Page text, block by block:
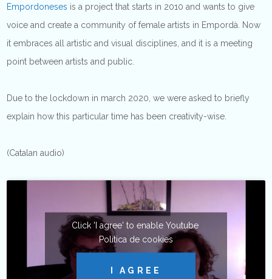
Empordoneses is a project that starts in 2010 and wants to give
voice and create a community of female artists in Empordà. Now
it embraces all artistic and visual disciplines, and it is a meeting
point between artists and public.
Due to the lockdown in march 2020, we were asked to briefly
explain how this particular time has been creativity-wise.
(Catalan audio)
Click 'I agree' to enable Youtube
Política de cookies
I AGREE